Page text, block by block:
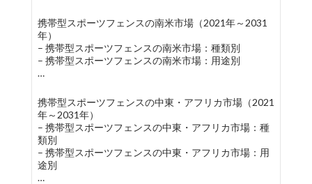
携帯型スポーツフェンスの南米市場（2021年～2031
年）
– 携帯型スポーツフェンスの南米市場：種類別
– 携帯型スポーツフェンスの南米市場：用途別
…
携帯型スポーツフェンスの中東・アフリカ市場（2021
年～2031年）
– 携帯型スポーツフェンスの中東・アフリカ市場：種
類別
– 携帯型スポーツフェンスの中東・アフリカ市場：用
途別
…